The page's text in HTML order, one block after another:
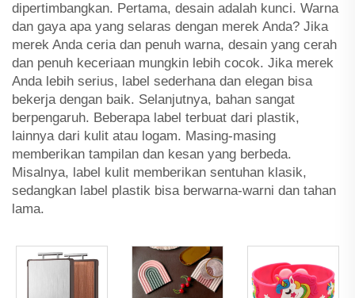
dipertimbangkan. Pertama, desain adalah kunci. Warna
dan gaya apa yang selaras dengan merek Anda? Jika
merek Anda ceria dan penuh warna, desain yang cerah
dan penuh keceriaan mungkin lebih cocok. Jika merek
Anda lebih serius, label sederhana dan elegan bisa
bekerja dengan baik. Selanjutnya, bahan sangat
berpengaruh. Beberapa label terbuat dari plastik,
lainnya dari kulit atau logam. Masing-masing
memberikan tampilan dan kesan yang berbeda.
Misalnya, label kulit memberikan sentuhan klasik,
sedangkan label plastik bisa berwarna-warni dan tahan
lama.